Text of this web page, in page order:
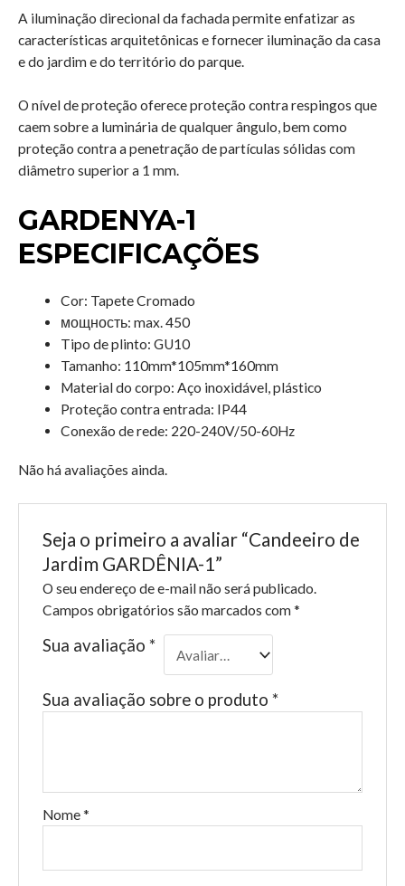
A iluminação direcional da fachada permite enfatizar as
características arquitetônicas e fornecer iluminação da casa
e do jardim e do território do parque.
O nível de proteção oferece proteção contra respingos que
caem sobre a luminária de qualquer ângulo, bem como
proteção contra a penetração de partículas sólidas com
diâmetro superior a 1 mm.
GARDENYA-1
ESPECIFICAÇÕES
Cor: Tapete Cromado
мощность: max. 450
Tipo de plinto: GU10
Tamanho: 110mm*105mm*160mm
Material do corpo: Aço inoxidável, plástico
Proteção contra entrada: IP44
Conexão de rede: 220-240V/50-60Hz
Não há avaliações ainda.
Seja o primeiro a avaliar “Candeeiro de
Jardim GARDÊNIA-1”
O seu endereço de e-mail não será publicado.
Campos obrigatórios são marcados com *
Sua avaliação *
Sua avaliação sobre o produto *
Nome *